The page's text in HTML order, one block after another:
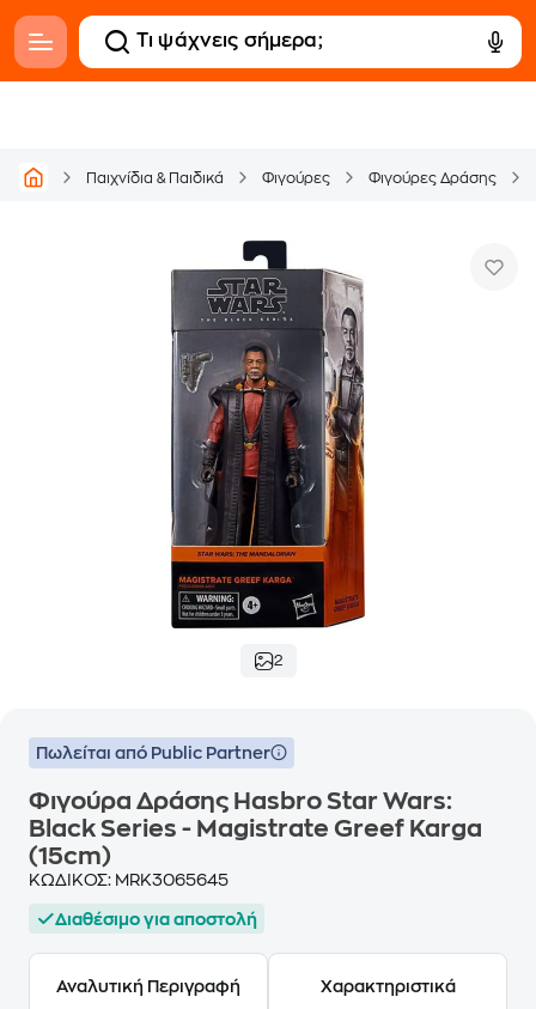
Παιχνίδια & Παιδικά Φιγούρες Φιγούρες Δράσης
2
Πωλείται από Public Partner
Φιγούρα Δράσης Hasbro Star Wars:
Black Series - Magistrate Greef Karga
(15cm)
ΚΩΔΙΚΟΣ: MRK3065645
Διαθέσιμο για αποστολή
Αναλυτική Περιγραφή Χαρακτηριστικά